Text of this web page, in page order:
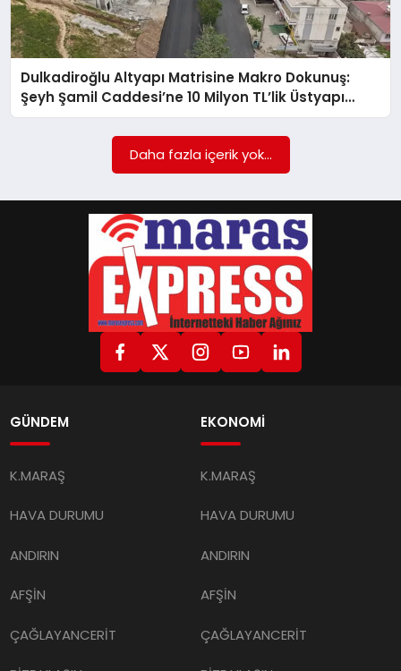
GÖKSUN
TÜRKOĞLU
Dulkadiroğlu Altyapı Matrisine Makro Dokunuş:
Şeyh Şamil Caddesi’ne 10 Milyon TL’lik Üstyapı
Yatırımı
Daha fazla içerik yok...
GÜNDEM
K.MARAŞ
HAVA DURUMU
ANDIRIN
AFŞİN
ÇAĞLAYANCERİT
EKONOMİ
K.MARAŞ
HAVA DURUMU
ANDIRIN
AFŞİN
ÇAĞLAYANCERİT